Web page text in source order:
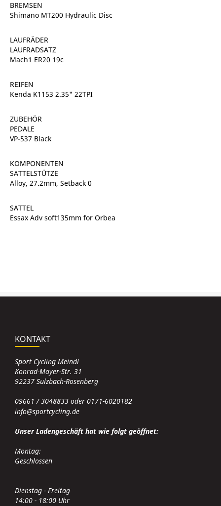
BREMSEN
Shimano MT200 Hydraulic Disc
LAUFRÄDER
LAUFRADSATZ
Mach1 ER20 19c
REIFEN
Kenda K1153 2.35" 22TPI
ZUBEHÖR
PEDALE
VP-537 Black
KOMPONENTEN
SATTELSTÜTZE
Alloy, 27.2mm, Setback 0
SATTEL
Essax Adv soft135mm for Orbea
KONTAKT
Sport Cycling Meindl
Konrad-Mayer-Str. 31
92237 Sulzbach-Rosenberg
09661 / 3048833 oder 0171-6020182
info@sportcycling.de
Unser Ladengeschäft hat wie folgt geöffnet:
Montag:
Geschlossen
Dienstag - Freitag
14:00 - 18:00 Uhr